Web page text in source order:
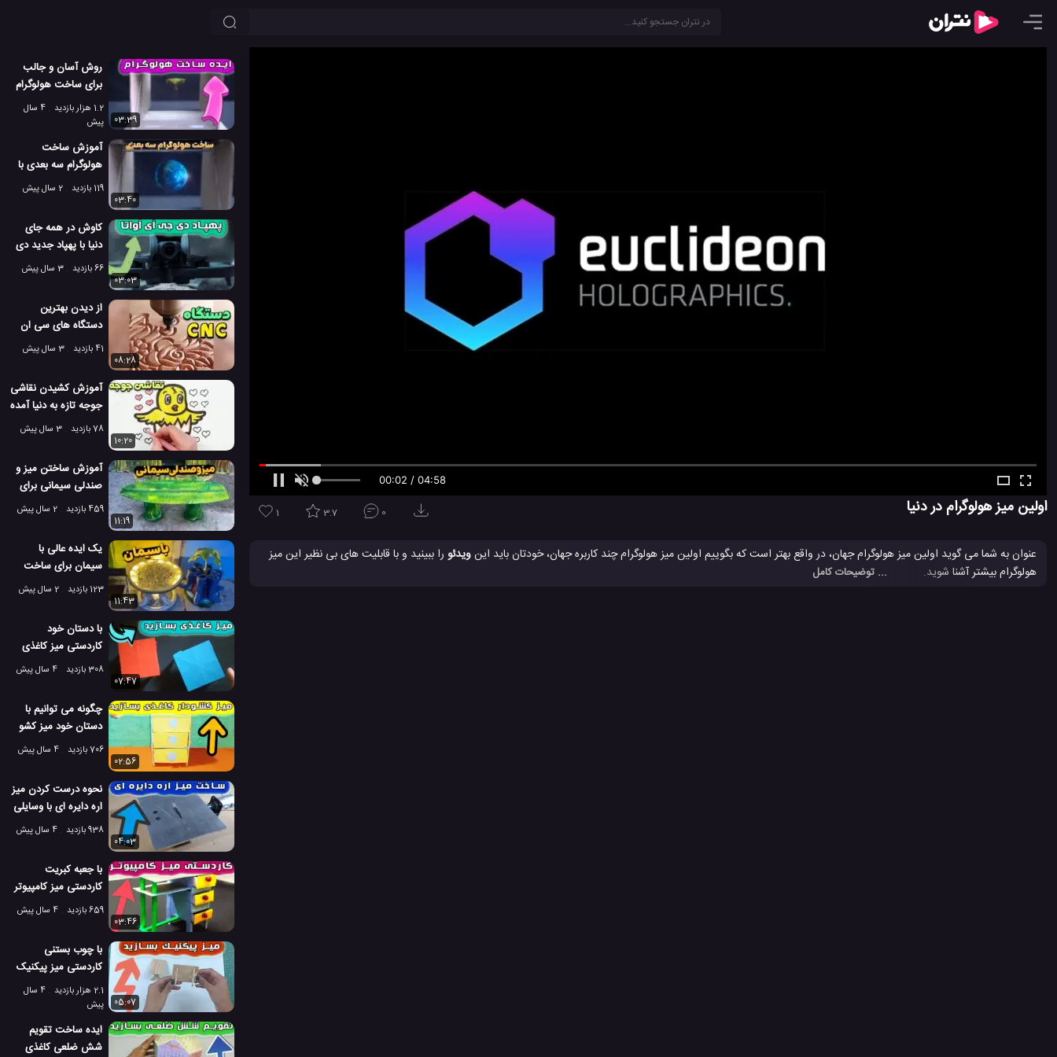
00:02 / 04:58
اولین میز هولوگرام در دنیا 1 3.7 0
عنوان به شما می گوید اولین میز هولوگرام جهان، در واقع بهتر است که بگوییم اولین میز هولوگرام چند کاربره جهان، خودتان باید اینویدئو را ببینید و با قابلیت های بی نظیر این میز
هولوگرام بیشتر آشنا شوید.
... توضیحات کامل
روش آسان و جالب
برای ساخت هولوگرام
سه بعدی در خانه
1.2 هزار بازدید
4 سال
پیش
03:39
آموزش ساخت
هولوگرام سه بعدی با
استفاده از جعبه سی
119 بازدید
2 سال پیش
03:40
کاوش در همه جای
دنیا با پهپاد جدید دی
جی ای آواتا
66 بازدید
3 سال پیش
03:03
از دیدن بهترین
دستگاه های سی ان
سی دنیا لذت ببرید!
41 بازدید
3 سال پیش
08:28
آموزش کشیدن نقاشی
جوجه تازه به دنیا آمده
برای کودکان و
78 بازدید
3 سال پیش
10:20
آموزش ساختن میز و
صندلی سیمانی برای
باغ!
459 بازدید
2 سال پیش
11:19
یک ایده عالی با
سیمان برای ساخت
میز و گلدان!
123 بازدید
2 سال پیش
11:43
با دستان خود
کاردستی میز کاغذی
اوریگامی بسازید
308 بازدید
4 سال پیش
07:47
چگونه می توانیم با
دستان خود میز کشو
دار بسازیم؟
706 بازدید
4 سال پیش
02:56
نحوه درست کردن میز
اره دایره ای با وسایلی
ساده
938 بازدید
4 سال پیش
04:03
با جعبه کبریت
کاردستی میز کامپیوتر
بی نظیر بسازید
659 بازدید
4 سال پیش
03:46
با چوب بستنی
کاردستی میز پیکنیک
دکوری درست کنید
2.1 هزار بازدید
4 سال
پیش
05:07
ایده ساخت تقویم
شش ضلعی کاغذی